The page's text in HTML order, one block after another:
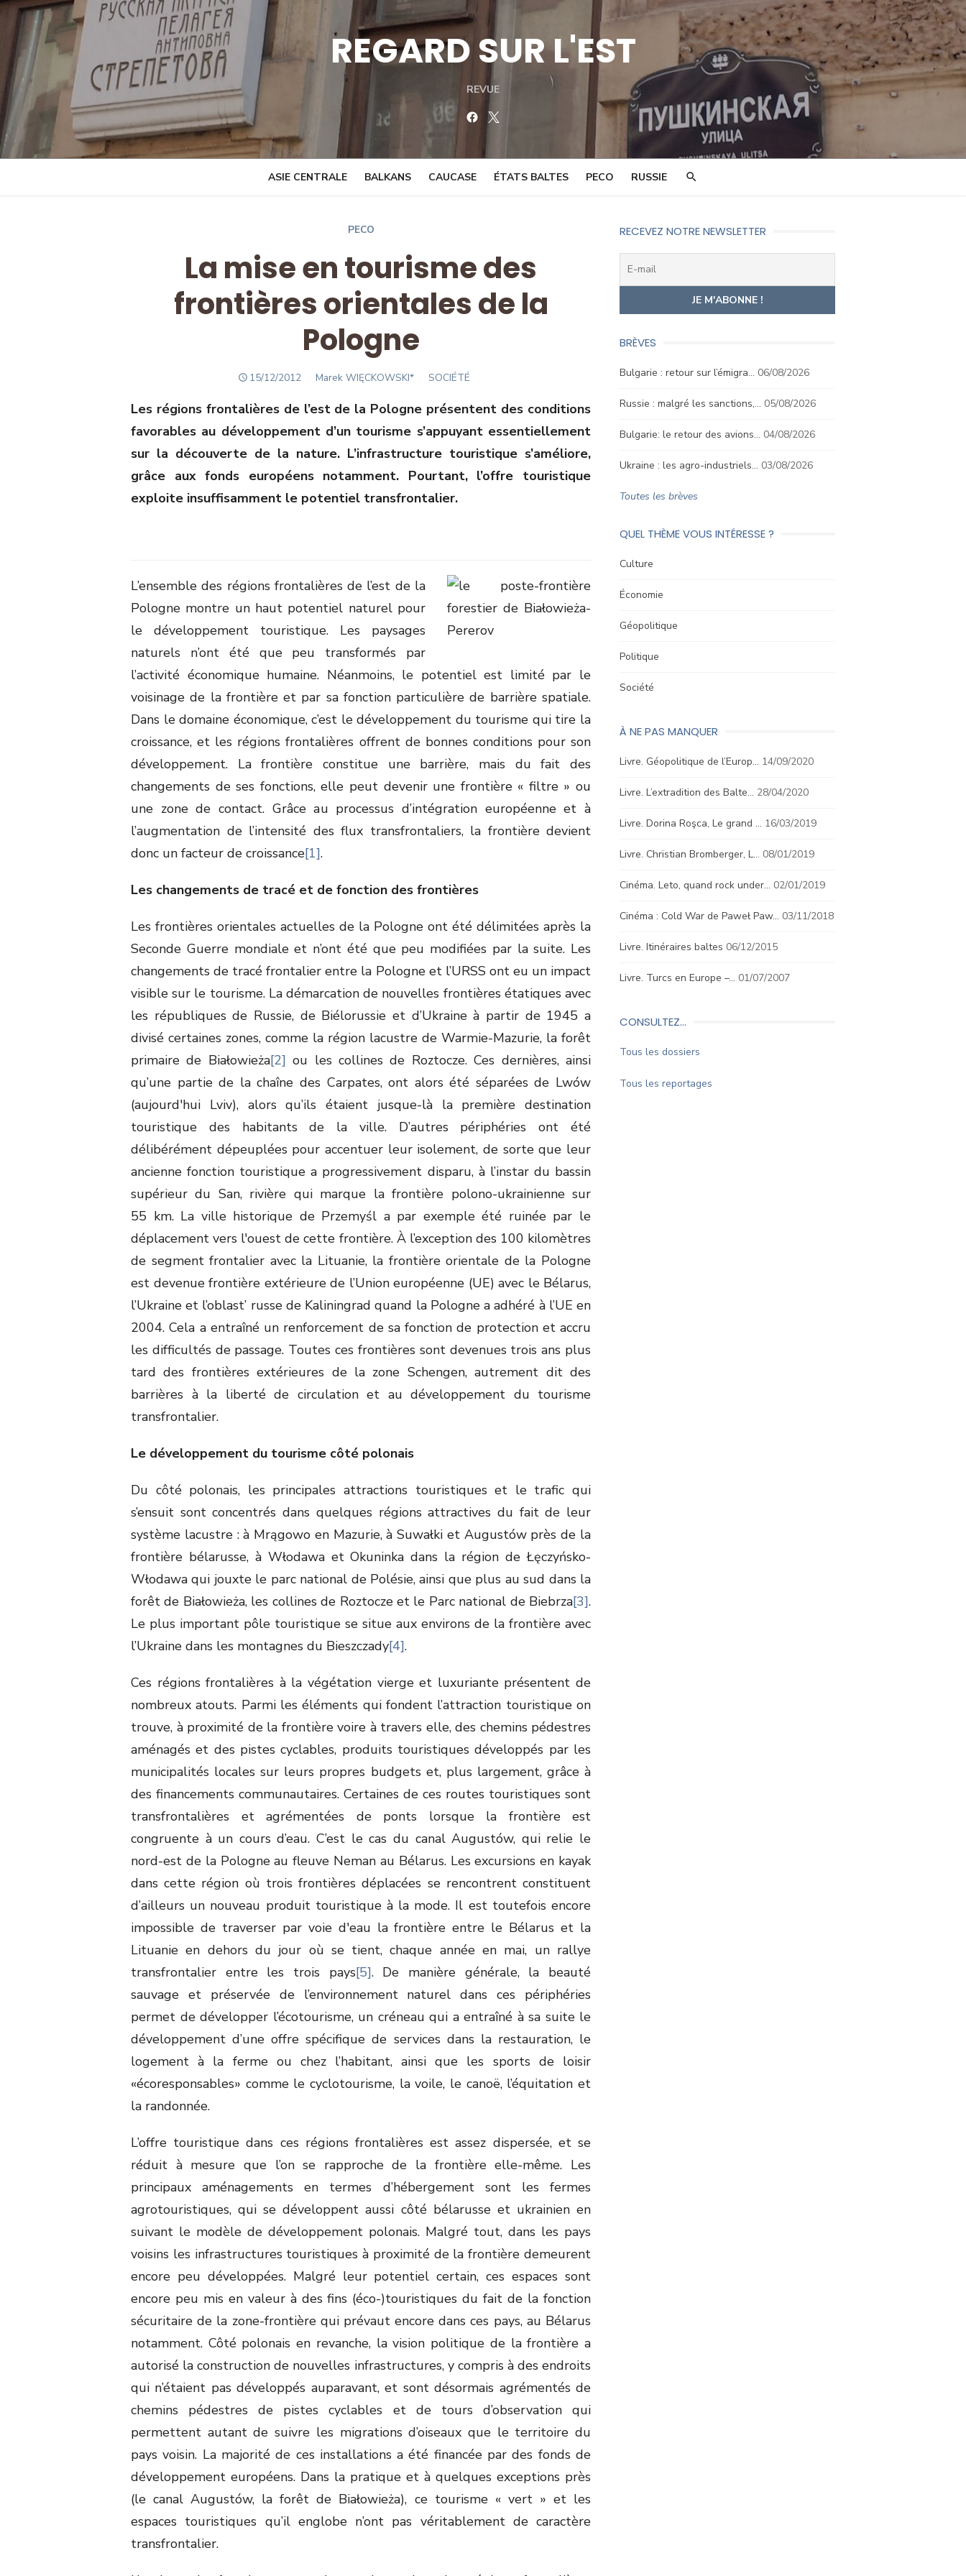
Skip
content
REGARD SUR L'EST
REVUE
Facebook
ASIE CENTRALE BALKANS CAUCASE ÉTATS BALTES PECO RUSSIE
PECO
La mise en tourisme des
frontières orientales de la
Pologne
POSTED
15/12/2012 Author
Marek WIĘCKOWSKI* SOCIÉTÉ
Les régions frontalières de l’est de la Pologne présentent des conditions
favorables au développement d’un tourisme s’appuyant essentiellement
sur la découverte de la nature. L’infrastructure touristique s’améliore,
grâce aux fonds européens notamment. Pourtant, l’offre touristique
exploite insuffisamment le potentiel transfrontalier.
L’ensemble des régions frontalières de l’est de la
Pologne montre un haut potentiel naturel pour
le développement touristique. Les paysages
naturels n’ont été que peu transformés par
l’activité économique humaine. Néanmoins, le potentiel est limité par le
voisinage de la frontière et par sa fonction particulière de barrière spatiale.
Dans le domaine économique, c’est le développement du tourisme qui tire la
croissance, et les régions frontalières offrent de bonnes conditions pour son
développement. La frontière constitue une barrière, mais du fait des
changements de ses fonctions, elle peut devenir une frontière « filtre » ou
une zone de contact. Grâce au processus d’intégration européenne et à
l’augmentation de l’intensité des flux transfrontaliers, la frontière devient
donc un facteur de croissance[1].
Les changements de tracé et de fonction des frontières
Les frontières orientales actuelles de la Pologne ont été délimitées après la
Seconde Guerre mondiale et n’ont été que peu modifiées par la suite. Les
changements de tracé frontalier entre la Pologne et l’URSS ont eu un impact
visible sur le tourisme. La démarcation de nouvelles frontières étatiques avec
les républiques de Russie, de Biélorussie et d’Ukraine à partir de 1945 a
divisé certaines zones, comme la région lacustre de Warmie-Mazurie, la forêt
primaire de Białowieża[2] ou les collines de Roztocze. Ces dernières, ainsi
qu’une partie de la chaîne des Carpates, ont alors été séparées de Lwów
(aujourd'hui Lviv), alors qu’ils étaient jusque-là la première destination
touristique des habitants de la ville. D’autres périphéries ont été
délibérément dépeuplées pour accentuer leur isolement, de sorte que leur
ancienne fonction touristique a progressivement disparu, à l’instar du bassin
supérieur du San, rivière qui marque la frontière polono-ukrainienne sur
55 km. La ville historique de Przemyśl a par exemple été ruinée par le
déplacement vers l'ouest de cette frontière. À l’exception des 100 kilomètres
de segment frontalier avec la Lituanie, la frontière orientale de la Pologne
est devenue frontière extérieure de l’Union européenne (UE) avec le Bélarus,
l’Ukraine et l’oblast’ russe de Kaliningrad quand la Pologne a adhéré à l’UE en
2004. Cela a entraîné un renforcement de sa fonction de protection et accru
les difficultés de passage. Toutes ces frontières sont devenues trois ans plus
tard des frontières extérieures de la zone Schengen, autrement dit des
barrières à la liberté de circulation et au développement du tourisme
transfrontalier.
Le développement du tourisme côté polonais
Du côté polonais, les principales attractions touristiques et le trafic qui
s’ensuit sont concentrés dans quelques régions attractives du fait de leur
système lacustre : à Mrągowo en Mazurie, à Suwałki et Augustów près de la
frontière bélarusse, à Włodawa et Okuninka dans la région de Łęczyńsko-
Włodawa qui jouxte le parc national de Polésie, ainsi que plus au sud dans la
forêt de Białowieża, les collines de Roztocze et le Parc national de Biebrza[3].
Le plus important pôle touristique se situe aux environs de la frontière avec
l’Ukraine dans les montagnes du Bieszczady[4].
Ces régions frontalières à la végétation vierge et luxuriante présentent de
nombreux atouts. Parmi les éléments qui fondent l’attraction touristique on
trouve, à proximité de la frontière voire à travers elle, des chemins pédestres
aménagés et des pistes cyclables, produits touristiques développés par les
municipalités locales sur leurs propres budgets et, plus largement, grâce à
des financements communautaires. Certaines de ces routes touristiques sont
transfrontalières et agrémentées de ponts lorsque la frontière est
congruente à un cours d’eau. C’est le cas du canal Augustów, qui relie le
nord-est de la Pologne au fleuve Neman au Bélarus. Les excursions en kayak
dans cette région où trois frontières déplacées se rencontrent constituent
d’ailleurs un nouveau produit touristique à la mode. Il est toutefois encore
impossible de traverser par voie d'eau la frontière entre le Bélarus et la
Lituanie en dehors du jour où se tient, chaque année en mai, un rallye
transfrontalier entre les trois pays[5]. De manière générale, la beauté
sauvage et préservée de l’environnement naturel dans ces périphéries
permet de développer l’écotourisme, un créneau qui a entraîné à sa suite le
développement d’une offre spécifique de services dans la restauration, le
logement à la ferme ou chez l’habitant, ainsi que les sports de loisir
«écoresponsables» comme le cyclotourisme, la voile, le canoë, l’équitation et
la randonnée.
L’offre touristique dans ces régions frontalières est assez dispersée, et se
réduit à mesure que l’on se rapproche de la frontière elle-même. Les
principaux aménagements en termes d’hébergement sont les fermes
agrotouristiques, qui se développent aussi côté bélarusse et ukrainien en
suivant le modèle de développement polonais. Malgré tout, dans les pays
voisins les infrastructures touristiques à proximité de la frontière demeurent
encore peu développées. Malgré leur potentiel certain, ces espaces sont
encore peu mis en valeur à des fins (éco-)touristiques du fait de la fonction
sécuritaire de la zone-frontière qui prévaut encore dans ces pays, au Bélarus
notamment. Côté polonais en revanche, la vision politique de la frontière a
autorisé la construction de nouvelles infrastructures, y compris à des endroits
qui n’étaient pas développés auparavant, et sont désormais agrémentés de
chemins pédestres de pistes cyclables et de tours d’observation qui
permettent autant de suivre les migrations d’oiseaux que le territoire du
pays voisin. La majorité de ces installations a été financée par des fonds de
développement européens. Dans la pratique et à quelques exceptions près
(le canal Augustów, la forêt de Białowieża), ce tourisme « vert » et les
espaces touristiques qu’il englobe n’ont pas véritablement de caractère
transfrontalier.
RECEVEZ NOTRE NEWSLETTER
BRÈVES
Bulgarie : retour sur l’émigra… 06/08/2026
Russie : malgré les sanctions,… 05/08/2026
Bulgarie: le retour des avions… 04/08/2026
Ukraine : les agro-industriels… 03/08/2026
Toutes les brèves
QUEL THÈME VOUS INTÉRESSE ?
Culture
Économie
Géopolitique
Politique
Société
À NE PAS MANQUER
Livre. Géopolitique de l’Europ… 14/09/2020
Livre. L’extradition des Balte… 28/04/2020
Livre. Dorina Roşca, Le grand … 16/03/2019
Livre. Christian Bromberger, L… 08/01/2019
Cinéma. Leto, quand rock under… 02/01/2019
Cinéma : Cold War de Paweł Paw… 03/11/2018
Livre. Itinéraires baltes 06/12/2015
Livre. Turcs en Europe –… 01/07/2007
CONSULTEZ…
Tous les dossiers
Tous les reportages